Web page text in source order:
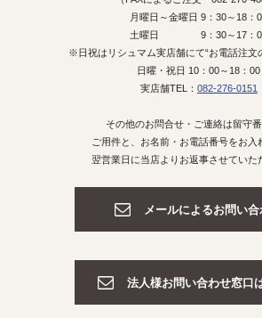
月曜日～金曜日 9：30～18：
土曜日 9：30～17：
※日祝はリシュマム実店舗にて“お電話注文
日曜・祝日 10：00～18：00
実店舗TEL： 082-276-0151
その他のお問合せ・ご連絡は留守
ご用件と、お名前・お電話番号をお入
翌営業日に当店よりお返事させていた
メールによるお問い
法人様お問い合わせ窓口